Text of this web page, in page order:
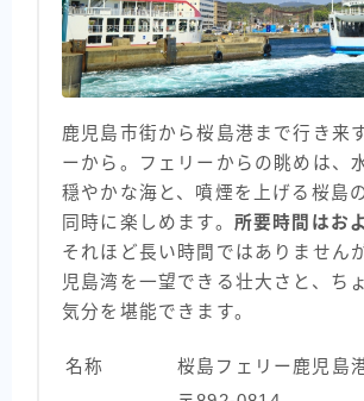
鹿児島市街から桜島港まで行き来
ーから。フェリーからの眺めは、
穏やかな海と、噴煙を上げる桜島
同時に楽しめます。 所要時間はお
それほど長い時間ではありません
児島湾を一望できる壮大さと、ち
気分を堪能できます。
名称 桜島フェリー鹿児島